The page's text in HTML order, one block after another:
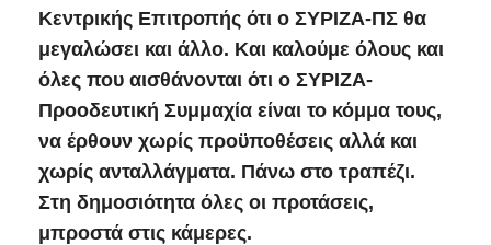
Κεντρικής Επιτροπής ότι ο ΣΥΡΙΖΑ-ΠΣ θα
μεγαλώσει και άλλο. Και καλούμε όλους και
όλες που αισθάνονται ότι ο ΣΥΡΙΖΑ-
Προοδευτική Συμμαχία είναι το κόμμα τους,
να έρθουν χωρίς προϋποθέσεις αλλά και
χωρίς ανταλλάγματα. Πάνω στο τραπέζι.
Στη δημοσιότητα όλες οι προτάσεις,
μπροστά στις κάμερες.